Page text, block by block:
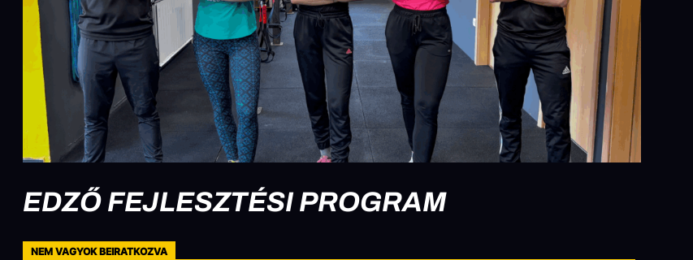
EDZŐ FEJLESZTÉSI PROGRAM
NEM VAGYOK BEIRATKOZVA